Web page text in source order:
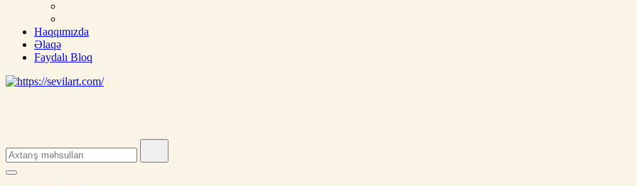
Haqqımızda
Əlaqə
Faydalı Bloq
for: